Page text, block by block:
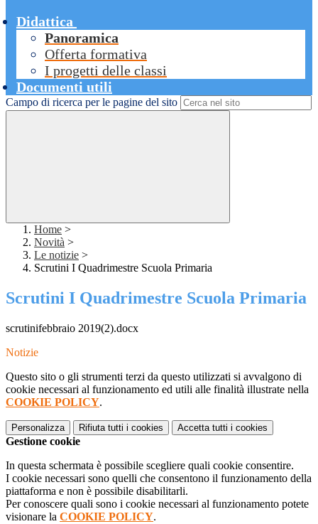
Didattica
Panoramica
Offerta formativa
I progetti delle classi
Documenti utili
Campo di ricerca per le pagine del sito
Home >
Novità >
Le notizie >
Scrutini I Quadrimestre Scuola Primaria
Scrutini I Quadrimestre Scuola Primaria
scrutinifebbraio 2019(2).docx
Notizie
Questo sito o gli strumenti terzi da questo utilizzati si avvalgono di
cookie necessari al funzionamento ed utili alle finalità illustrate nella
COOKIE POLICY.
Personalizza Rifiuta tutti i cookies Accetta tutti i cookies
Gestione cookie
In questa schermata è possibile scegliere quali cookie consentire.
I cookie necessari sono quelli che consentono il funzionamento della
piattaforma e non è possibile disabilitarli.
Per conoscere quali sono i cookie necessari al funzionamento potete
visionare la COOKIE POLICY.